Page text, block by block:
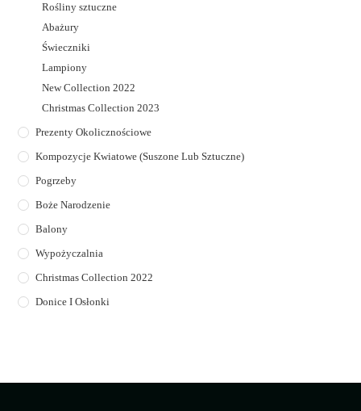
Rośliny sztuczne
Abażury
Świeczniki
Lampiony
New Collection 2022
Christmas Collection 2023
Prezenty Okolicznościowe
Kompozycje Kwiatowe (suszone Lub Sztuczne)
Pogrzeby
Boże Narodzenie
Balony
Wypożyczalnia
Christmas Collection 2022
Donice I Osłonki